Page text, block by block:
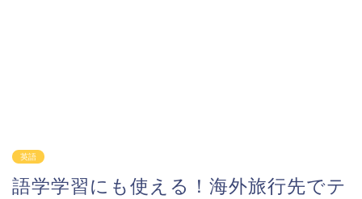
英語
語学学習にも使える！海外旅行先でテ